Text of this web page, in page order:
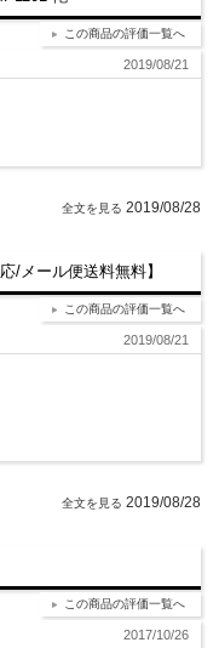
この商品の評価一覧へ
2019/08/21
2019/08/28
/メール便送料無料】
この商品の評価一覧へ
2019/08/21
2019/08/28
この商品の評価一覧へ
2017/10/26